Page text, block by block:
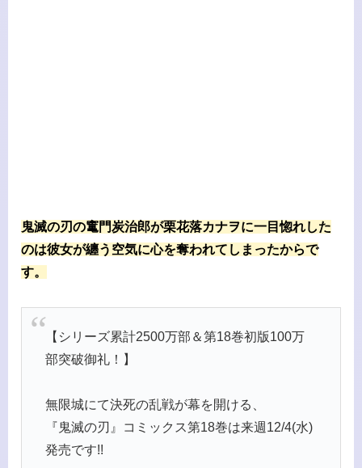
鬼滅の刃の竃門炭治郎が栗花落カナヲに一目惚れした
のは彼女が纏う空気に心を奪われてしまったからで
す。
【シリーズ累計2500万部＆第18巻初版100万
部突破御礼！】
無限城にて決死の乱戦が幕を開ける、
『鬼滅の刃』コミックス第18巻は来週12/4(水)
発売です!!